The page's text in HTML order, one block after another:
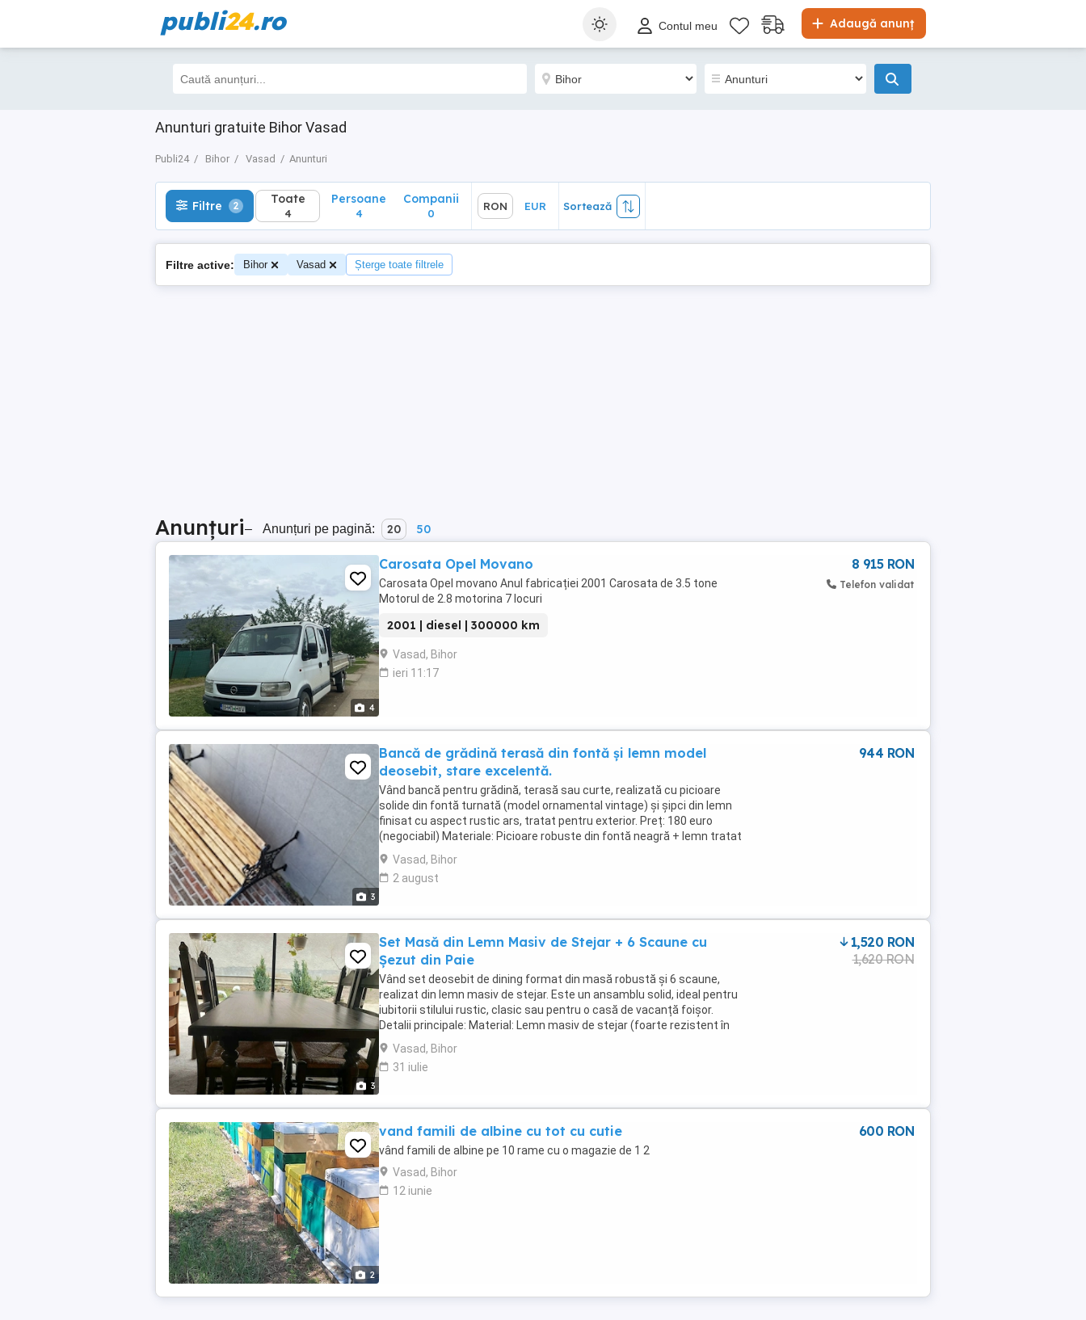
publi24.ro Adaugă anunț
Contul meu
Anunturi gratuite Bihor Vasad
Publi24 Bihor Vasad Anunturi
Filtre 2 Toate
4
Sortează
Filtre 2 Toate
4
Persoane
4
Companii
0
RON EUR Sortează
Filtre active: Bihor Vasad Șterge toate filtrele
Anunțuri– Anunțuri pe pagină: 20 50
4
Carosata Opel Movano
Carosata Opel movano Anul fabricației 2001 Carosata de 3.5 tone
Motorul de 2.8 motorina 7 locuri
2001 | diesel | 300000 km
Vasad, Bihor
ieri 11:17
8 915 RON
Telefon validat
3
Bancă de grădină terasă din fontă și lemn model
deosebit, stare excelentă.
Vând bancă pentru grădină, terasă sau curte, realizată cu picioare
solide din fontă turnată (model ornamental vintage) și șipci din lemn
finisat cu aspect rustic ars, tratat pentru exterior. Preț: 180 euro
(negociabil) Materiale: Picioare robuste din fontă neagră + lemn tratat
Stare: Foarte bună, ...
Vasad, Bihor
2 august
944 RON
3
Set Masă din Lemn Masiv de Stejar + 6 Scaune cu
Șezut din Paie
Vând set deosebit de dining format din masă robustă și 6 scaune,
realizat din lemn masiv de stejar. Este un ansamblu solid, ideal pentru
iubitorii stilului rustic, clasic sau pentru o casă de vacanță foișor.
Detalii principale: Material: Lemn masiv de stejar (foarte rezistent în
timp). Configurație: ...
Vasad, Bihor
31 iulie
1,520 RON
1,620 RON
2
vand famili de albine cu tot cu cutie
vând famili de albine pe 10 rame cu o magazie de 1 2
Vasad, Bihor
12 iunie
600 RON